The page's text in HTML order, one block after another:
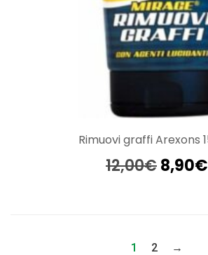
Rimuovi graffi Arexons
12,00€Il
prezzo
8,90€
1 2 →